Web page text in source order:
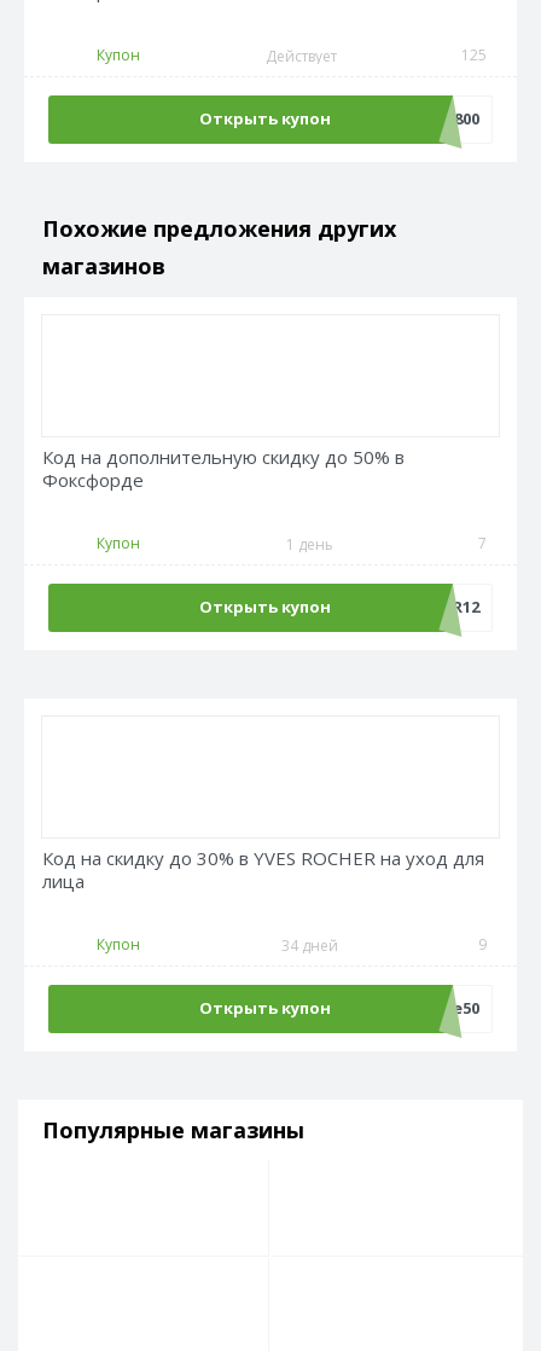
Купон Действует 125
Открыть купон kover1800
Похожие предложения других
магазинов
Код на дополнительную скидку до 50% в
Фоксфорде
Купон 1 день 7
Открыть купон REPETITOR12
Код на скидку до 30% в YVES ROCHER на уход для
лица
Купон 34 дней 9
Открыть купон Sale50
Популярные магазины